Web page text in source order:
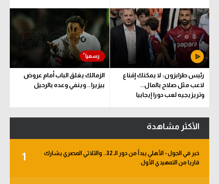
رئيس طرابزون: لا يمكنك إقناع
لاعب مثل صلاح بالمال..
وتريزيجيه لعب دورا إيجابيا
الزمالك يغلق الباب أمام عروض
بيزيرا.. وينفي وعده بالرحيل
الأكثر مشاهدة
1
خبر في الجول - الأهلي يبدأ من دور الـ 32.. والثلاثي المصري يشارك
قاريا من التمهيدي الأول